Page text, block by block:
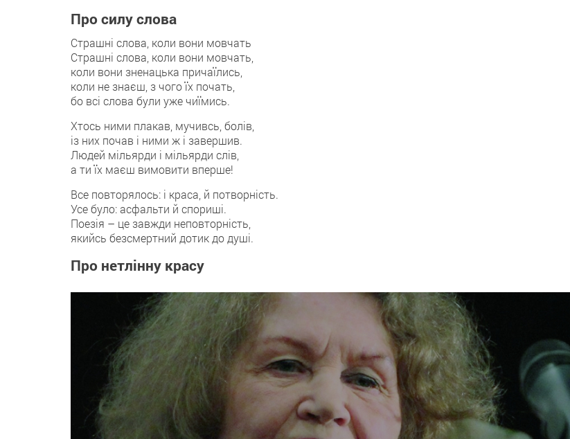
Про силу слова
Страшні слова, коли вони мовчать
Страшні слова, коли вони мовчать,
коли вони зненацька причаїлись,
коли не знаєш, з чого їх почать,
бо всі слова були уже чиїмись.
Хтось ними плакав, мучивсь, болів,
із них почав і ними ж і завершив.
Людей мільярди і мільярди слів,
а ти їх маєш вимовити вперше!
Все повторялось: і краса, й потворність.
Усе було: асфальти й спориші.
Поезія – це завжди неповторність,
якийсь безсмертний дотик до душі.
Про нетлінну красу